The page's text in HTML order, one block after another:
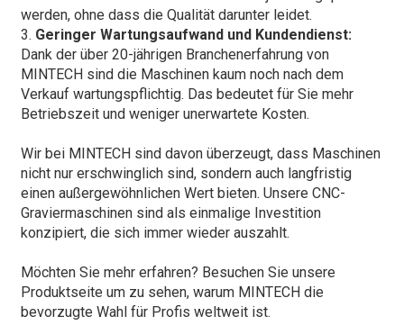
werden, ohne dass die Qualität darunter leidet.
3. Geringer Wartungsaufwand und Kundendienst:
Dank der über 20-jährigen Branchenerfahrung von
MINTECH sind die Maschinen kaum noch nach dem
Verkauf wartungspflichtig. Das bedeutet für Sie mehr
Betriebszeit und weniger unerwartete Kosten.
Wir bei MINTECH sind davon überzeugt, dass Maschinen
nicht nur erschwinglich sind, sondern auch langfristig
einen außergewöhnlichen Wert bieten. Unsere CNC-
Graviermaschinen sind als einmalige Investition
konzipiert, die sich immer wieder auszahlt.
Möchten Sie mehr erfahren? Besuchen Sie unsere
Produktseite um zu sehen, warum MINTECH die
bevorzugte Wahl für Profis weltweit ist.